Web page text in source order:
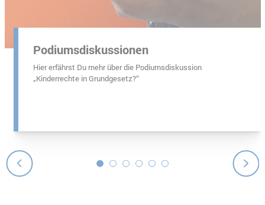
Podiumsdiskussionen
Hier erfährst Du mehr über die Podiumsdiskussion
„Kinderrechte in Grundgesetz?“